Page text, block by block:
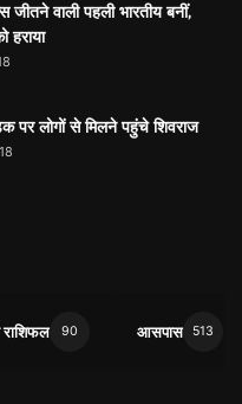
जीतने वाली पहली भारतीय बनीं,
हराया
पर लोगों से मिलने पहुंचे शिवराज
90 आसपास 513